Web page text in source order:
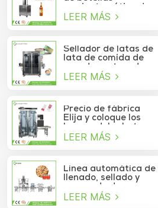
750 ml para botellas
LEER MÁS
Sellador de latas de
lata de comida de
mar de contenedor
de vacío de sardina
LEER MÁS
Precio de fábrica
Elija y coloque los
brazos del robot
Delta para la bolsita
LEER MÁS
Línea automática de
llenado, sellado y
envasado de
alimentos para
LEER MÁS